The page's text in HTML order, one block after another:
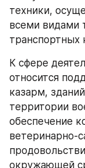
техники,
всеми видами
транспортных
К сфере
относится
казарм,
территории
обеспечение
ветеринарно-
окружающей